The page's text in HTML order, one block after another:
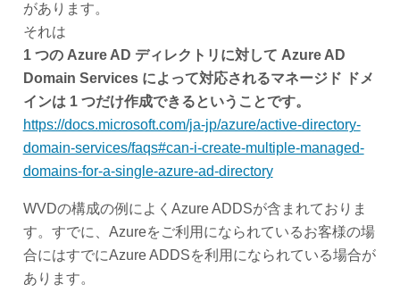
があります。
それは
1 つの Azure AD ディレクトリに対して Azure AD
Domain Services によって対応されるマネージド ドメ
インは 1 つだけ作成できるということです。
https://docs.microsoft.com/ja-jp/azure/active-directory-
domain-services/faqs#can-i-create-multiple-managed-
domains-for-a-single-azure-ad-directory
WVDの構成の例によくAzure ADDSが含まれておりま
す。すでに、Azureをご利用になられているお客様の場
合にはすでにAzure ADDSを利用になられている場合が
あります。